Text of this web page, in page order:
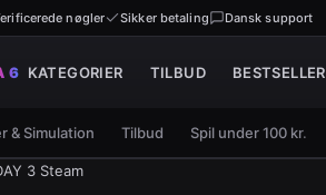
nøgler Sikker betaling Dansk support
6 KATEGORIER TILBUD
& Simulation Tilbud Spil under 100 kr.
3 Steam